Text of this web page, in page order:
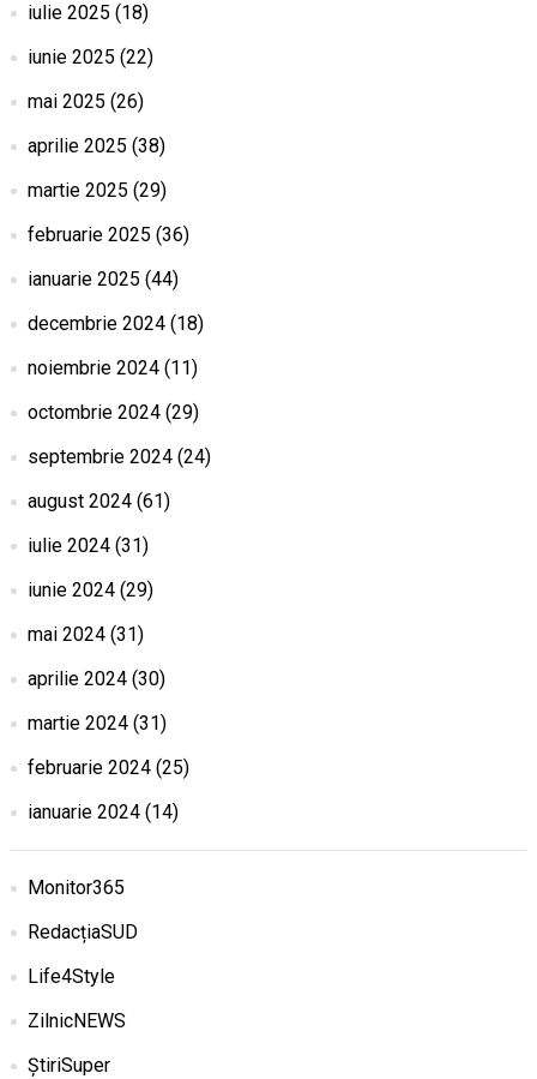
iulie 2025 (18)
iunie 2025 (22)
mai 2025 (26)
aprilie 2025 (38)
martie 2025 (29)
februarie 2025 (36)
ianuarie 2025 (44)
decembrie 2024(18)
noiembrie 2024(11)
octombrie 2024(29)
septembrie 2024(24)
august 2024(61)
iulie 2024(31)
iunie 2024(29)
mai 2024(31)
aprilie 2024(30)
martie 2024(31)
februarie 2024(25)
ianuarie 2024(14)
Monitor365
RedacțiaSUD
Life4Style
ZilnicNEWS
ȘtiriSuper